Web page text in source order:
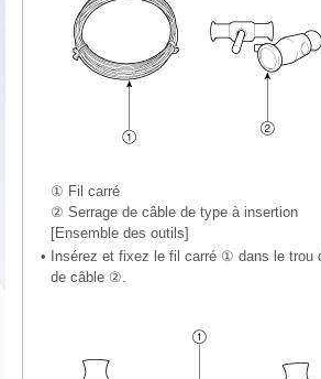
① Fil carré
② Serrage de câble de type à insertion
[Ensemble des outils]
•
Insérez et fixez le fil carré ① dans le trou
de câble ②.